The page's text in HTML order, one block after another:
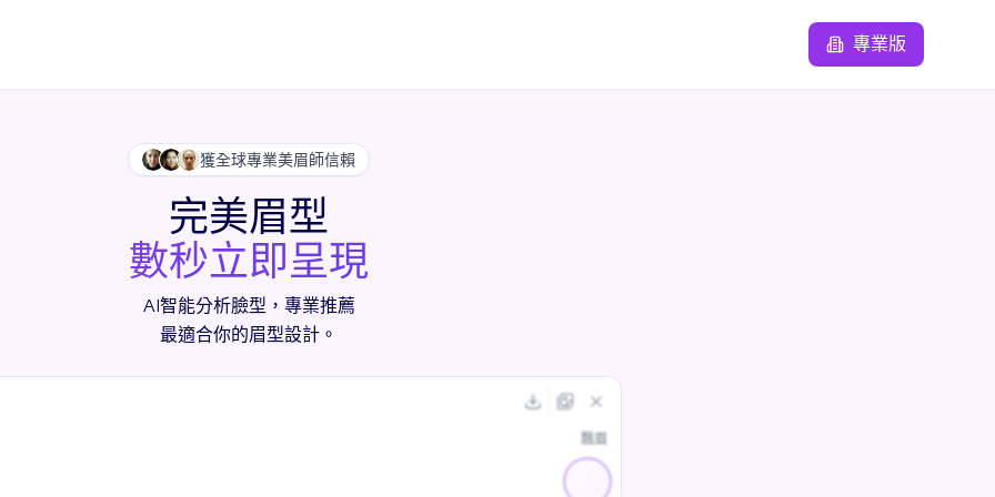
專業版
獲全球專業美眉師信賴
完美眉型
數秒立即呈現
AI智能分析臉型，專業推薦
最適合你的眉型設計。
飄眉